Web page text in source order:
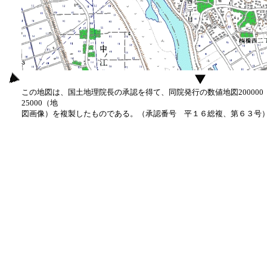
この地図は、国土地理院長の承認を得て、同院発行の数値地図
25000（地
図画像）を複製したものである。（承認番号 平１６総複、第６３号